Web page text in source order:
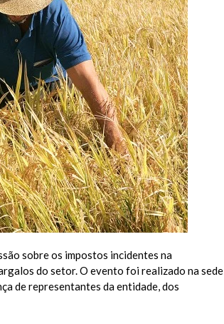
sobre os impostos incidentes na
do setor. O evento foi realizado na sede
de representantes da entidade, dos